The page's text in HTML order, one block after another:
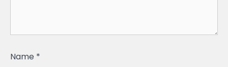
Name *